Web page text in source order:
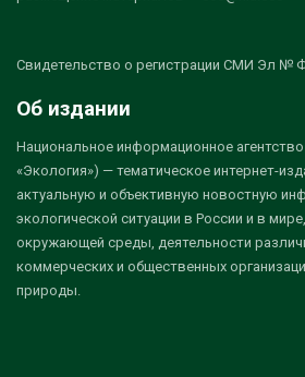
Свидетельство о регистрации СМИ Эл №
Об издании
Национальное информационное
«Экология») — тематическое интернет-
актуальную и объективную новостную
экологической ситуации в России и в
окружающей среды, деятельности
коммерческих и общественных
природы.